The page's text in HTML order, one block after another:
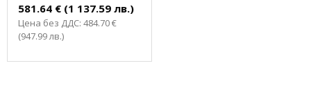
581.64 € (1 137.59 лв.)
Цена без ДДС: 484.70 €
(947.99 лв.)